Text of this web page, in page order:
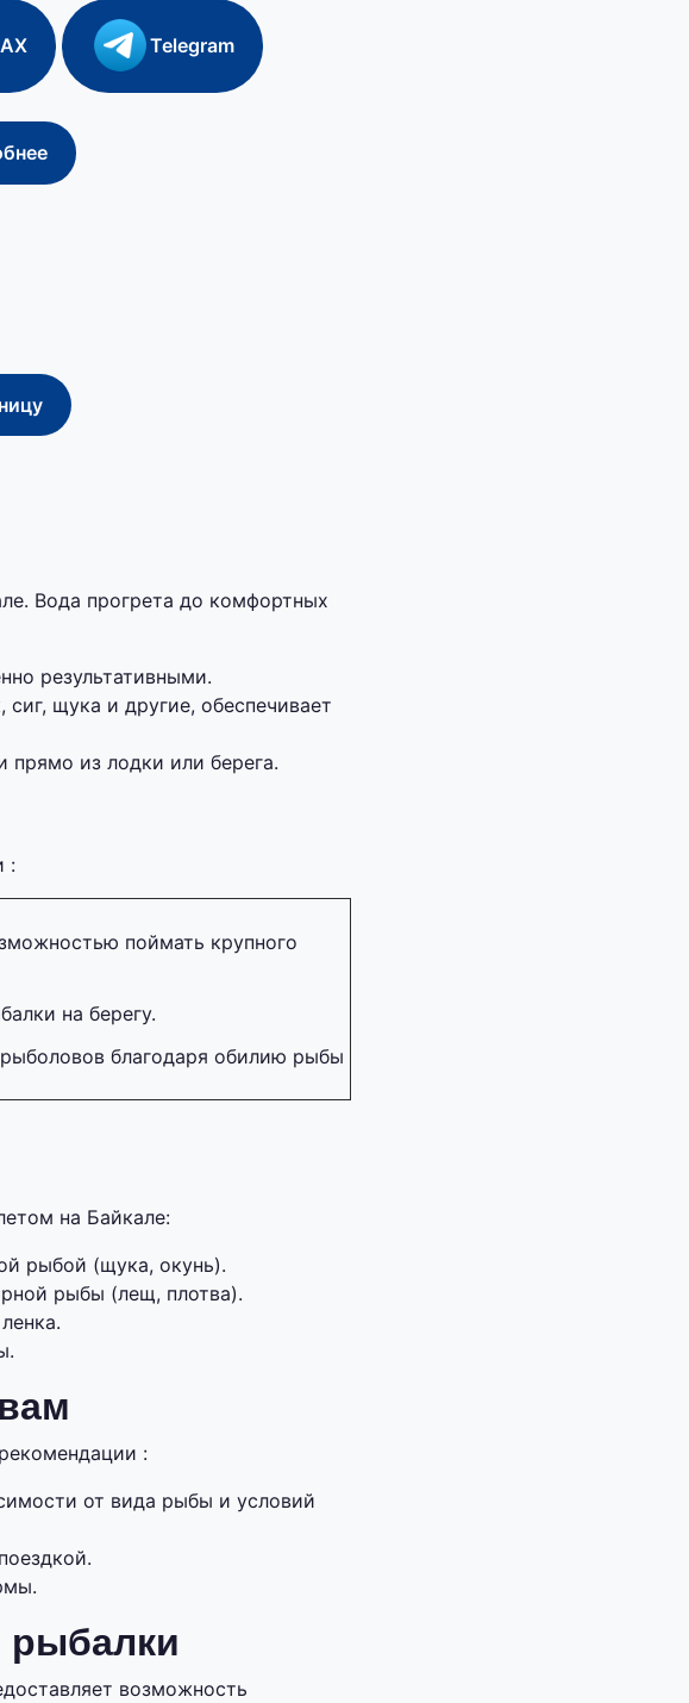
Telegram
Вода прогрета до комфортных
результативными.
щука и другие, обеспечивает
прямо из лодки или берега.
:
поймать крупного
на берегу.
благодаря обилию рыбы
на Байкале:
рыбой (щука, окунь).
рыбы (лещ, плотва).
:
от вида рыбы и условий
возможность